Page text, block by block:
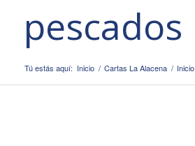
pescados
Tú estás aquí: Inicio / Cartas La Alacena / Inicio